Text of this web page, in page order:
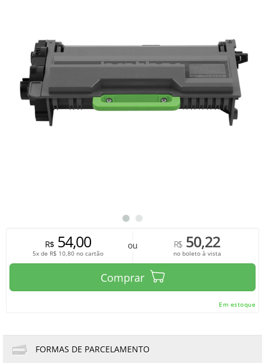
R$54,00
5x de R$ 10,80 no cartão
ou R$50,22
no boleto à vista
Comprar
Em estoque
FORMAS DE PARCELAMENTO